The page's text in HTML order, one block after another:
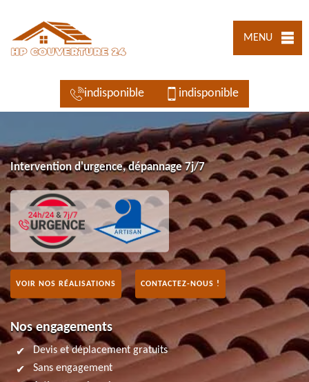
MENU
indisponible indisponible
Intervention d'urgence, dépannage 7j/7
VOIR NOS RÉALISATIONS CONTACTEZ-NOUS !
Nos engagements
Devis et déplacement gratuits
Sans engagement